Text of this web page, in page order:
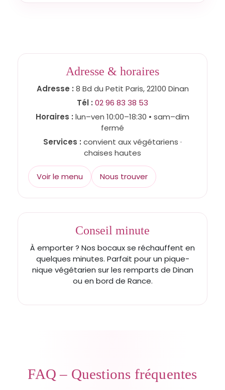
Adresse & horaires
Adresse : 8 Bd du Petit Paris, 22100 Dinan
Tél : 02 96 83 38 53
Horaires : lun–ven 10:00–18:30 • sam–dim
fermé
Services : convient aux végétariens ·
chaises hautes
Voir le menu Nous trouver
Conseil minute
À emporter ? Nos bocaux se réchauffent en
quelques minutes. Parfait pour un pique-
nique végétarien sur les remparts de Dinan
ou en bord de Rance.
FAQ – Questions fréquentes